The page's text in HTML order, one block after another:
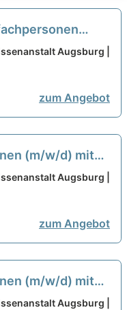
als
Gesundheits-
Augsburg |
zum Angebot
(m/w/d) mit
und
Augsburg neu
Augsburg |
zum Angebot
(m/w/d) mit
Augsburg |